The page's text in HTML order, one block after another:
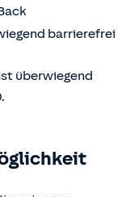
barrierefrei
überwiegend